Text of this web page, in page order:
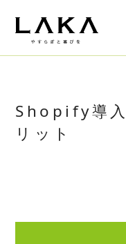
Shopify導入
リット